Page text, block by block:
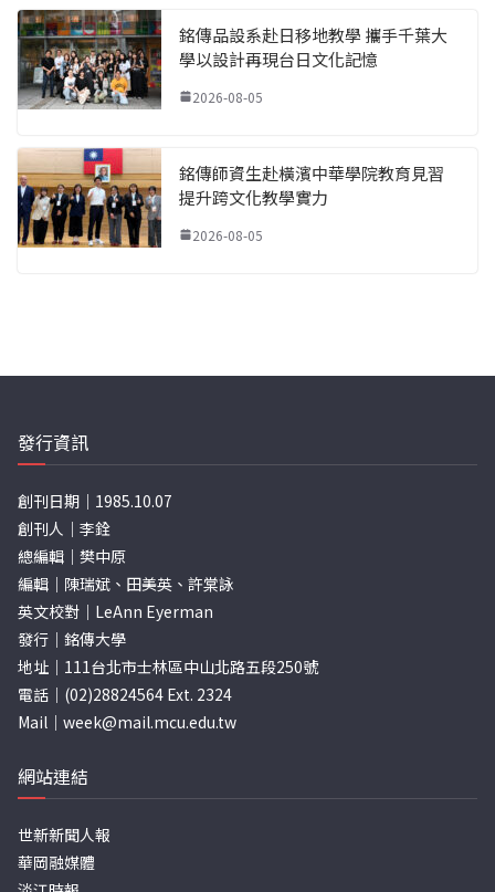
銘傳品設系赴日移地教學 攜手千葉大
學以設計再現台日文化記憶
2026-08-05
銘傳師資生赴橫濱中華學院教育見習
提升跨文化教學實力
2026-08-05
發行資訊
創刊日期｜1985.10.07
創刊人｜李銓
總編輯｜樊中原
編輯｜陳瑞斌、田美英、許棠詠
英文校對｜LeAnn Eyerman
發行｜銘傳大學
地址｜111台北市士林區中山北路五段250號
電話｜(02)28824564 Ext. 2324
Mail｜ week@mail.mcu.edu.tw
網站連結
世新新聞人報
華岡融媒體